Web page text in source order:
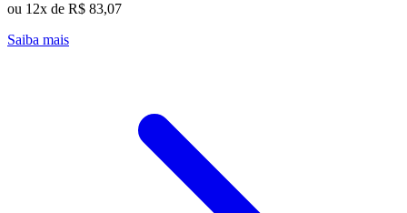
ou 12x de R$ 83,07
Saiba mais